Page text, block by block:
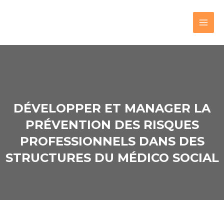
DÉVELOPPER ET MANAGER LA
PRÉVENTION DES RISQUES
PROFESSIONNELS DANS DES
STRUCTURES DU MÉDICO SOCIAL